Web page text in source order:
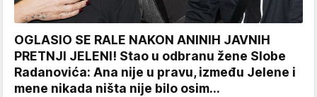
OGLASIO SE RALE NAKON ANINIH JAVNIH
PRETNJI JELENI! Stao u odbranu žene Slobe
Radanovića: Ana nije u pravu, između Jelene i
mene nikada ništa nije bilo osim...